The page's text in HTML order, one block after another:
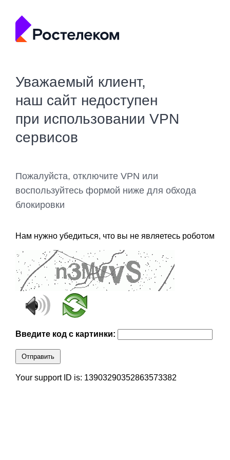
Уважаемый клиент,
наш сайт недоступен
при использовании VPN
сервисов
Пожалуйста, отключите VPN или
воспользуйтесь формой ниже для обхода
блокировки
Нам нужно убедиться, что вы не являетесь роботом
Введите код с картинки:
Отправить
Your support ID is: 13903290352863573382